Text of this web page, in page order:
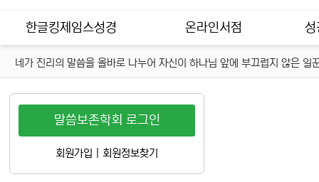
메인 메뉴
한글킹제임스성경 온라인서점 성
네가 진리의 말씀을 올바로 나누어 자신이 하나님 앞에 부끄럽지 않은
말씀보존학회 로그인
회원가입 회원정보찾기